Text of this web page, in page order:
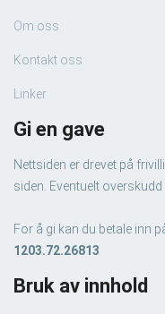
Om oss
Kontakt oss
Linker
Gi en gave
Nettsiden er drevet på
siden. Eventuelt
For å gi kan du betale inn
1203.72.26813
Bruk av innhold